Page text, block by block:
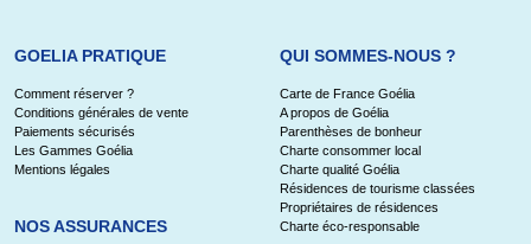
GOELIA PRATIQUE
Comment réserver ?
Conditions générales de vente
Paiements sécurisés
Les Gammes Goélia
Mentions légales
NOS ASSURANCES
QUI SOMMES-NOUS ?
Carte de France Goélia
A propos de Goélia
Parenthèses de bonheur
Charte consommer local
Charte qualité Goélia
Résidences de tourisme classées
Propriétaires de résidences
Charte éco-responsable